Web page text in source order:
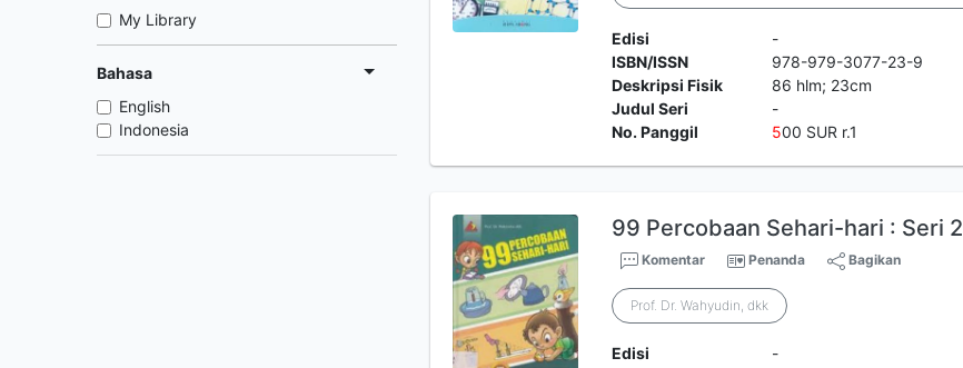
My Library
Bahasa
English
Indonesia
Edisi
-
ISBN/ISSN
978-979-3077-23-9
Deskripsi Fisik
86 hlm; 23cm
Judul Seri
-
No. Panggil
500 SUR r.1
99 Percobaan Sehari-hari : Seri 2
Komentar Penanda Bagikan
Prof. Dr. Wahyudin, dkk
Edisi
-